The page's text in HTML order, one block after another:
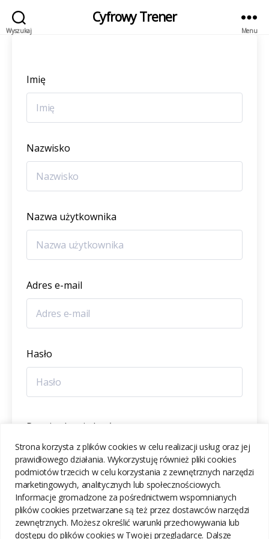
Strona korzysta z plików cookies w celu realizacji usług oraz jej
prawidłowego działania. Wykorzystuję również pliki cookies
podmiotów trzecich w celu korzystania z zewnętrznych narzędzi
marketingowych, analitycznych lub społecznościowych.
Informacje gromadzone za pośrednictwem wspomnianych
plików cookies przetwarzane są też przez dostawców narzędzi
zewnętrznych. Możesz określić warunki przechowywania lub
dostępu do plików cookies w Twojej przeglądarce. Dalsze
Wyszukaj
Cyfrowy Trener
Menu
Imię
Nazwisko
Nazwa użytkownika
Adres e-mail
Hasło
Potwierdzenie hasła
ZAREJESTRUJ SIĘ